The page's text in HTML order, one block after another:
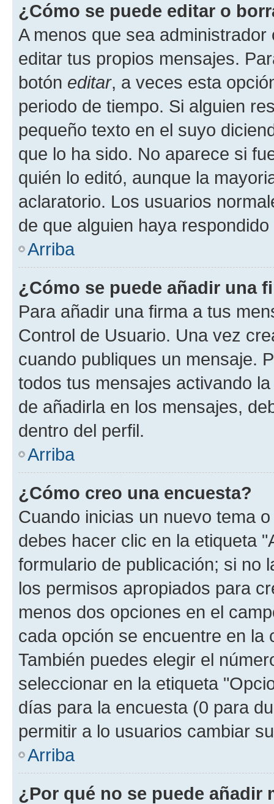
¿Cómo se puede editar o
A menos que sea
editar tus propios mensajes.
botón editar, a veces esta
periodo de tiempo. Si alguien
pequeño texto en el suyo
que lo ha sido. No aparece si
quién lo editó, aunque la
aclaratorio. Los usuarios
de que alguien haya
Arriba
¿Cómo se puede añadir una
Para añadir una firma a tus
Control de Usuario. Una vez
cuando publiques un mensaje.
todos tus mensajes activando
de añadirla en los mensajes,
dentro del perfil.
Arriba
¿Cómo creo una encuesta?
Cuando inicias un nuevo tema
debes hacer clic en la etiqueta
formulario de publicación; si no
los permisos apropiados para
menos dos opciones en el
cada opción se encuentre en
También puedes elegir el
seleccionar en la etiqueta
días para la encuesta (0 para
permitir a lo usuarios cambiar
Arriba
¿Por qué no se puede añadir